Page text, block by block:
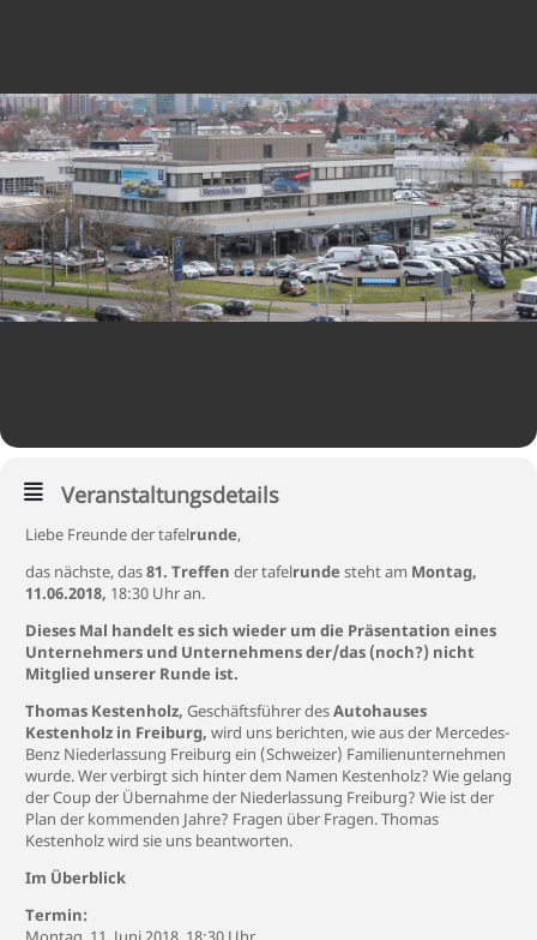
Veranstaltungsdetails
Liebe Freunde der tafelrunde,
das nächste, das81. Treffen der tafelrunde steht am Montag,
11.06.2018, 18:30 Uhr an.
Dieses Mal handelt es sich wieder um die Präsentation eines
Unternehmers und Unternehmens der/das (noch?) nicht
Mitglied unserer Runde ist.
Thomas Kestenholz, Geschäftsführer desAutohauses
Kestenholz in Freiburg, wird uns berichten, wie aus der Mercedes-
Benz Niederlassung Freiburg ein (Schweizer) Familienunternehmen
wurde. Wer verbirgt sich hinter dem Namen Kestenholz? Wie gelang
der Coup der Übernahme der Niederlassung Freiburg? Wie ist der
Plan der kommenden Jahre? Fragen über Fragen. Thomas
Kestenholz wird sie uns beantworten.
Im Überblick
Termin: